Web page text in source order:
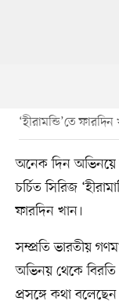
‘হীরামন্ডি’তে
অনেক দিন অভিনয়ে
চর্চিত সিরিজ
ফারদিন খান।
সম্প্রতি ভারতীয়
অভিনয় থেকে বিরতি
প্রসঙ্গে কথা